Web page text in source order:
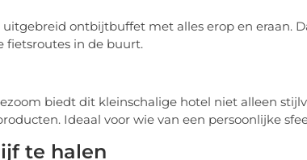
ontbijtbuffet met alles erop en eraan.
fietsroutes in de buurt.
biedt dit kleinschalige hotel niet alleen
Ideaal voor wie van een persoonlijke
te halen